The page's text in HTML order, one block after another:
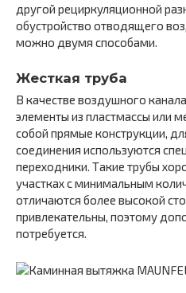
другой рециркуляционной
обустройство отводящего
можно двумя способами.
Жесткая труба
В качестве воздушного
элементы из пластмассы или
собой прямые конструкции,
соединения используются
переходники. Такие трубы
участках с минимальным
отличаются более высокой
привлекательны, поэтому
потребуется.